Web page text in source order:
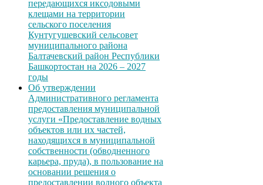
передающихся иксодовыми
клещами на территории
сельского поселения
Кунтугушевский сельсовет
муниципального района
Балтачевский район Республики
Башкортостан на 2026 – 2027
годы
Об утверждении
Административного регламента
предоставления муниципальной
услуги «Предоставление водных
объектов или их частей,
находящихся в муниципальной
собственности (обводненного
карьера, пруда), в пользование на
основании решения о
предоставлении водного объекта